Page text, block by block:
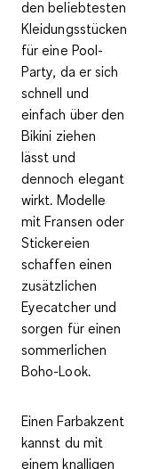
den beliebtesten
Kleidungsstücken
für eine Pool-
Party, da er sich
schnell und
einfach über den
Bikini ziehen
lässt und
dennoch elegant
wirkt. Modelle
mit Fransen oder
Stickereien
schaffen einen
zusätzlichen
Eyecatcher und
sorgen für einen
sommerlichen
Boho-Look.
Einen Farbakzent
kannst du mit
einemknalligen